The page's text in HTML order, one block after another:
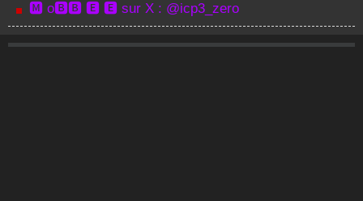
🅼 o🅱🅱 🅴 🅴 sur X : @icp3_zero